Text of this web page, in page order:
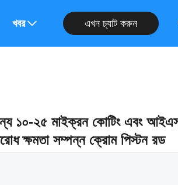
করুন
খবর এখন চ্যাট করুন
জন্য ১০-২৫ মাইক্রন কোটিং এবং
ক্ষমতা সম্পন্ন ক্রোম পিস্টন রড